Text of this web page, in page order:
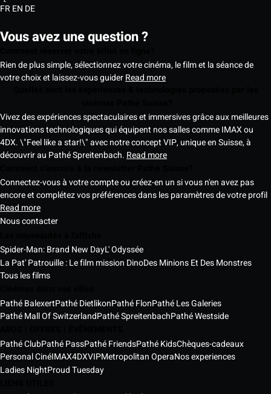
FREN DE
Vous avez une question ?
Rien de plus simple, sélectionnez votre cinéma, le film et la séance de
votre choix et laissez-vous guiderRead more
Vivez des expériences spectaculaires et immersives grâce aux meilleures
innovations technologiques qui équipent nos salles comme IMAX ou
4DX. \"Feel like a star!\" avec notre concept VIP, unique en Suisse, à
découvrir au Pathé Spreitenbach. Read more
Connectez-vous à votre compte ou créez-en un si vous n'en avez pas
encore et complétez vos préférences dans les paramètres de votre profil
Read more
Nous contacter
Spider-Man: Brand New DayL' Odyssée
La Pat' Patrouille : Le film mission DinoDes Minions Et Des Monstres
Tous les films
Pathé BalexertPathé DietlikonPathé FlonPathé Les Galeries
Pathé Mall Of SwitzerlandPathé SpreitenbachPathé Westside
Pathé ClubPathé PassPathé FriendsPathé KidsChèques-cadeaux
Personal CinéIMAX4DXVIPMetropolitan OperaNos experiences
Ladies NightProud Tuesday